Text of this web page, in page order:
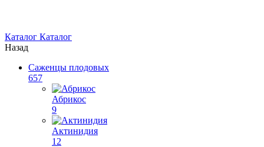
Каталог Каталог
Назад
Саженцы плодовых
657
Абрикос
9
Актинидия
12